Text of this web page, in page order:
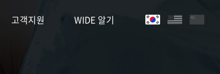
고객지원 WIDE 알기